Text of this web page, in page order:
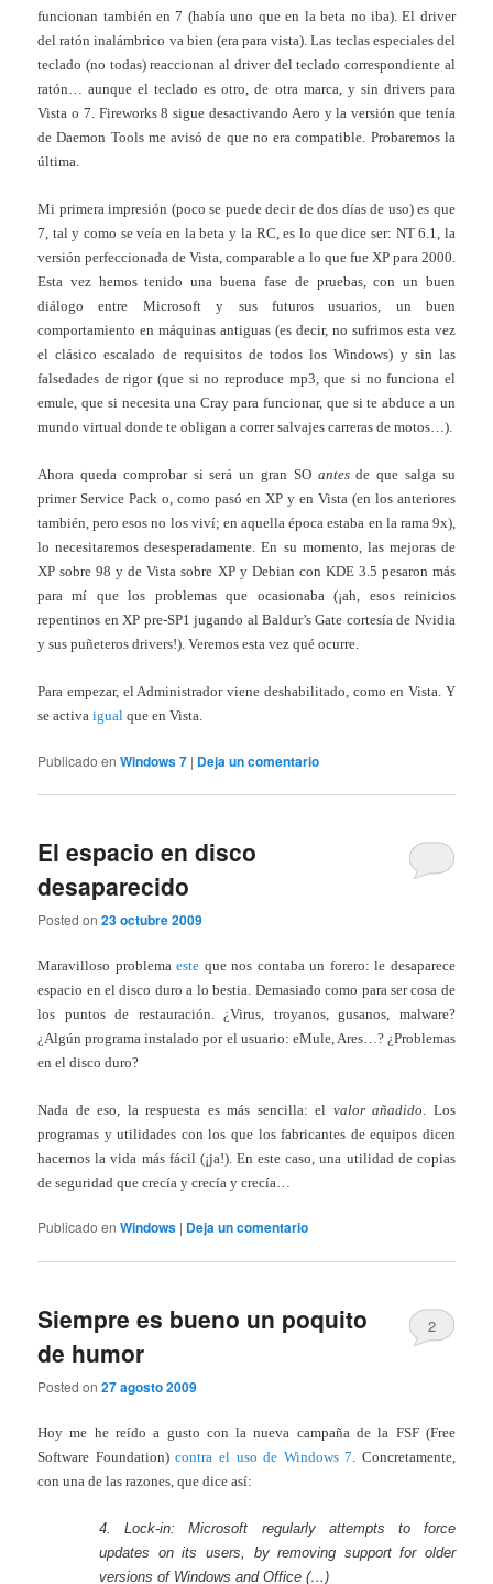
funcionan también en 7 (había uno que en la beta no iba). El driver
del ratón inalámbrico va bien (era para vista). Las teclas especiales del
teclado (no todas) reaccionan al driver del teclado correspondiente al
ratón… aunque el teclado es otro, de otra marca, y sin drivers para
Vista o 7. Fireworks 8 sigue desactivando Aero y la versión que tenía
de Daemon Tools me avisó de que no era compatible. Probaremos la
última.
Mi primera impresión (poco se puede decir de dos días de uso) es que
7, tal y como se veía en la beta y la RC, es lo que dice ser: NT 6.1, la
versión perfeccionada de Vista, comparable a lo que fue XP para 2000.
Esta vez hemos tenido una buena fase de pruebas, con un buen
diálogo entre Microsoft y sus futuros usuarios, un buen
comportamiento en máquinas antiguas (es decir, no sufrimos esta vez
el clásico escalado de requisitos de todos los Windows) y sin las
falsedades de rigor (que si no reproduce mp3, que si no funciona el
emule, que si necesita una Cray para funcionar, que si te abduce a un
mundo virtual donde te obligan a correr salvajes carreras de motos…).
Ahora queda comprobar si será un gran SO antesde que salga su
primer Service Pack o, como pasó en XP y en Vista (en los anteriores
también, pero esos no los viví; en aquella época estaba en la rama 9x),
lo necesitaremos desesperadamente. En su momento, las mejoras de
XP sobre 98 y de Vista sobre XP y Debian con KDE 3.5 pesaron más
para mí que los problemas que ocasionaba (¡ah, esos reinicios
repentinos en XP pre-SP1 jugando al Baldur’s Gate cortesía de Nvidia
y sus puñeteros drivers!). Veremos esta vez qué ocurre.
Para empezar, el Administrador viene deshabilitado, como en Vista. Y
se activaigual que en Vista.
Publicado en Windows 7 | Deja un comentario
El espacio en disco
desaparecido
Posted on23 octubre 2009
Maravilloso problemaeste que nos contaba un forero: le desaparece
espacio en el disco duro a lo bestia. Demasiado como para ser cosa de
los puntos de restauración. ¿Virus, troyanos, gusanos, malware?
¿Algún programa instalado por el usuario: eMule, Ares…? ¿Problemas
en el disco duro?
Nada de eso, la respuesta es más sencilla: el valor añadido. Los
programas y utilidades con los que los fabricantes de equipos dicen
hacernos la vida más fácil (¡ja!). En este caso, una utilidad de copias
de seguridad que crecía y crecía y crecía…
Publicado en Windows | Deja un comentario
Siempre es bueno un poquito
de humor
Posted on27 agosto 2009
2
Hoy me he reído a gusto con la nueva campaña de la FSF (Free
Software Foundation)contra el uso de Windows 7. Concretamente,
con una de las razones, que dice así:
4. Lock-in: Microsoft regularly attempts to force
updates on its users, by removing support for older
versions of Windows and Office (…)